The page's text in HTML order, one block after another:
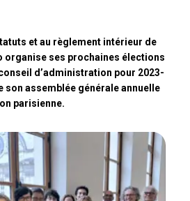
et au règlement intérieur de
organise ses prochaines élections
d’administration pour 2023-
son assemblée générale annuelle
parisienne.